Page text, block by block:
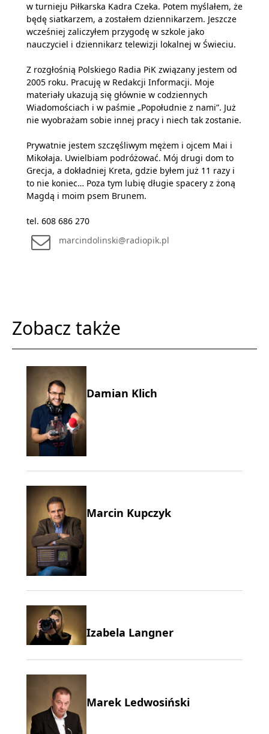
w turnieju Piłkarska Kadra Czeka. Potem myślałem, że
będę siatkarzem, a zostałem dziennikarzem. Jeszcze
wcześniej zaliczyłem przygodę w szkole jako
nauczyciel i dziennikarz telewizji lokalnej w Świeciu.
Z rozgłośnią Polskiego Radia PiK związany jestem od
2005 roku. Pracuję w Redakcji Informacji. Moje
materiały ukazują się głównie w codziennych
Wiadomościach i w paśmie „Popołudnie z nami”. Już
nie wyobrażam sobie innej pracy i niech tak zostanie.
Prywatnie jestem szczęśliwym mężem i ojcem Mai i
Mikołaja. Uwielbiam podróżować. Mój drugi dom to
Grecja, a dokładniej Kreta, gdzie byłem już 11 razy i
to nie koniec… Poza tym lubię długie spacery z żoną
Magdą i moim psem Brunem.
tel. 608 686 270
marcindolinski@radiopik.pl
Zobacz także
Damian Klich
Marcin Kupczyk
Izabela Langner
Marek Ledwosiński